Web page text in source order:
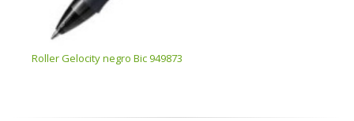
Roller Gelocity negro Bic 949873